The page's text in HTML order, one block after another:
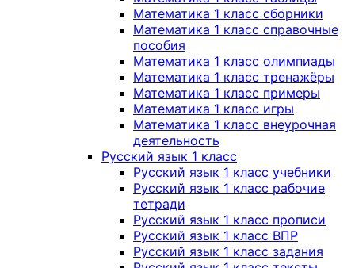
Математика 1 класс сборники
Математика 1 класс справочные
пособия
Математика 1 класс олимпиады
Математика 1 класс тренажёры
Математика 1 класс примеры
Математика 1 класс игры
Математика 1 класс внеурочная
деятельность
Русский язык 1 класс
Русский язык 1 класс учебники
Русский язык 1 класс рабочие
тетради
Русский язык 1 класс прописи
Русский язык 1 класс ВПР
Русский язык 1 класс задания